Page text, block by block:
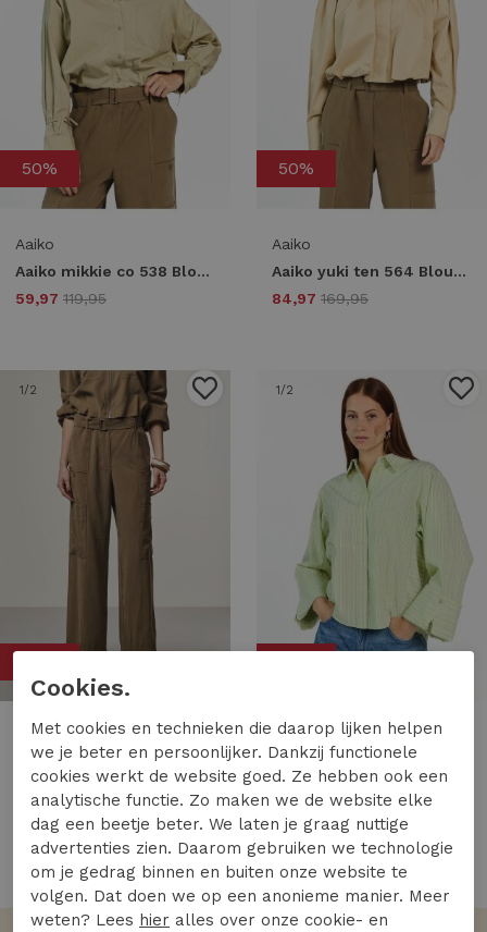
50%
Aaiko
Aaiko mikkie co 538 Blouse 160726 light khaki
59,97 119,95
50%
Aaiko
Aaiko yuki ten 564 Blouse 160726 light khaki
84,97 169,95
1/2
Aaiko
59,97 119,95
1/2
Aaiko
59,97
119,95
4 van de 4 gezien
Cookies.
Met cookies en technieken die daarop lijken helpen
we je beter en persoonlijker. Dankzij functionele
cookies werkt de website goed. Ze hebben ook een
analytische functie. Zo maken we de website elke
dag een beetje beter. We laten je graag nuttige
advertenties zien. Daarom gebruiken we technologie
om je gedrag binnen en buiten onze website te
volgen. Dat doen we op een anonieme manier. Meer
weten? Lees hier alles over onze cookie- en